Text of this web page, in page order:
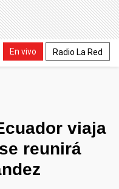
En vivo Radio La Red
viaja
reunirá